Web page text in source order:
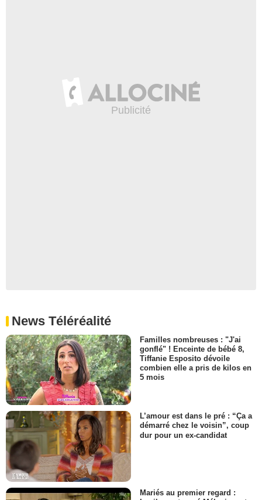
News Téléréalité
Familles nombreuses : "J'ai
gonflé" ! Enceinte de bébé 8,
Tiffanie Esposito dévoile
combien elle a pris de kilos en
5 mois
L’amour est dans le pré : “Ça a
démarré chez le voisin”, coup
dur pour un ex-candidat
Mariés au premier regard :